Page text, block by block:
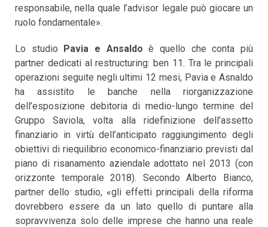
responsabile, nella quale l’advisor legale può giocare un
ruolo fondamentale».
Lo studio Pavia e Ansaldo è quello che conta più
partner dedicati al restructuring: ben 11. Tra le principali
operazioni seguite negli ultimi 12 mesi, Pavia e Asnaldo
ha assistito le banche nella riorganizzazione
dell’esposizione debitoria di medio-lungo termine del
Gruppo Saviola, volta alla ridefinizione dell’assetto
finanziario in virtù dell’anticipato raggiungimento degli
obiettivi di riequilibrio economico-finanziario previsti dal
piano di risanamento aziendale adottato nel 2013 (con
orizzonte temporale 2018). Secondo Alberto Bianco,
partner dello studio, «gli effetti principali della riforma
dovrebbero essere da un lato quello di puntare alla
sopravvivenza solo delle imprese che hanno una reale